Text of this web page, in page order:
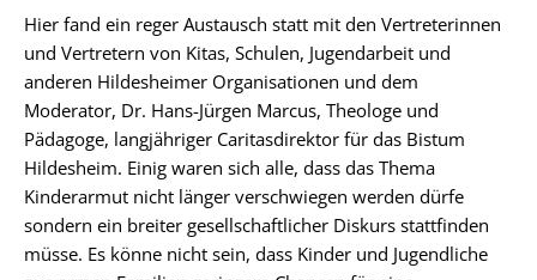
Hier fand ein reger Austausch statt mit den Vertreterinnen
und Vertretern von Kitas, Schulen, Jugendarbeit und
anderen Hildesheimer Organisationen und dem
Moderator, Dr. Hans-Jürgen Marcus, Theologe und
Pädagoge, langjähriger Caritasdirektor für das Bistum
Hildesheim. Einig waren sich alle, dass das Thema
Kinderarmut nicht länger verschwiegen werden dürfe
sondern ein breiter gesellschaftlicher Diskurs stattfinden
müsse. Es könne nicht sein, dass Kinder und Jugendliche